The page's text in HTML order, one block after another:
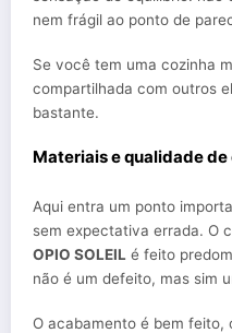
nem frágil ao ponto de
Se você tem uma cozinha
compartilhada com outros
bastante.
Materiais e qualidade
Aqui entra um ponto
sem expectativa errada. O
OPIO SOLEIL é feito
não é um defeito, mas sim
O acabamento é bem feito,